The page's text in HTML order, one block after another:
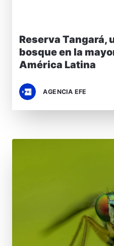
Reserva Tangará,
bosque en la
América Latina
AGENCIA EFE